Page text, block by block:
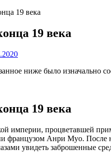
19 века
19 века
ниже было изначально
19 века
империи, процветавшей
французом Анри Муо. После
увидеть заброшенные